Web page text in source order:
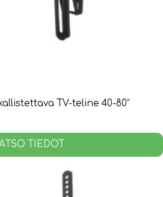
TV-teline 40-80”
TIEDOT